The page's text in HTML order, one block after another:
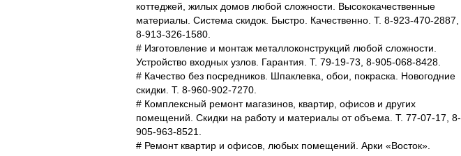
коттеджей, жилых домов любой сложности. Высококачественные
материалы. Система скидок. Быстро. Качественно. Т. 8-923-470-2887,
8-913-326-1580.
# Изготовление и монтаж металлоконструкций любой сложности.
Устройство входных узлов. Гарантия. Т. 79-19-73, 8-905-068-8428.
# Качество без посредников. Шпаклевка, обои, покраска. Новогодние
скидки. Т. 8-960-902-7270.
# Комплексный ремонт магазинов, квартир, офисов и других
помещений. Скидки на работу и материалы от объема. Т. 77-07-17, 8-
905-963-8521.
# Ремонт квартир и офисов, любых помещений. Арки «Восток».